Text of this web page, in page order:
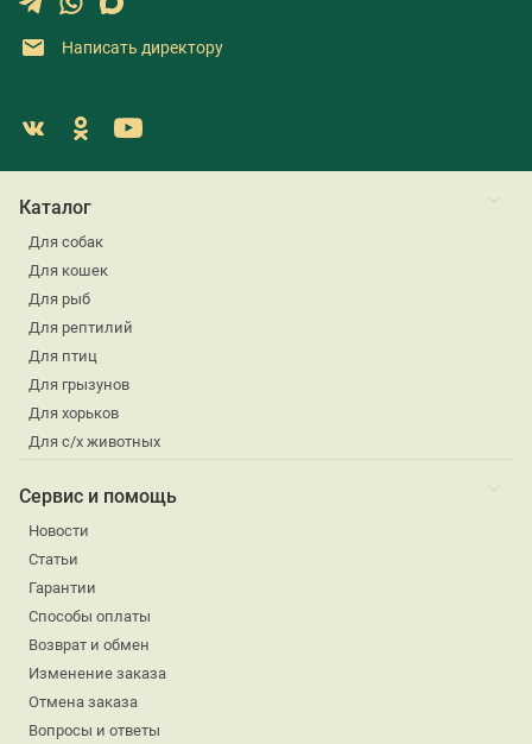
Написать директору
Каталог
Для собак
Для кошек
Для рыб
Для рептилий
Для птиц
Для грызунов
Для хорьков
Для с/х животных
Сервис и помощь
Новости
Статьи
Гарантии
Способы оплаты
Возврат и обмен
Изменение заказа
Отмена заказа
Вопросы и ответы